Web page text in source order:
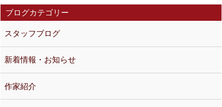
ブログカテゴリー
スタッフブログ
新着情報・お知らせ
作家紹介